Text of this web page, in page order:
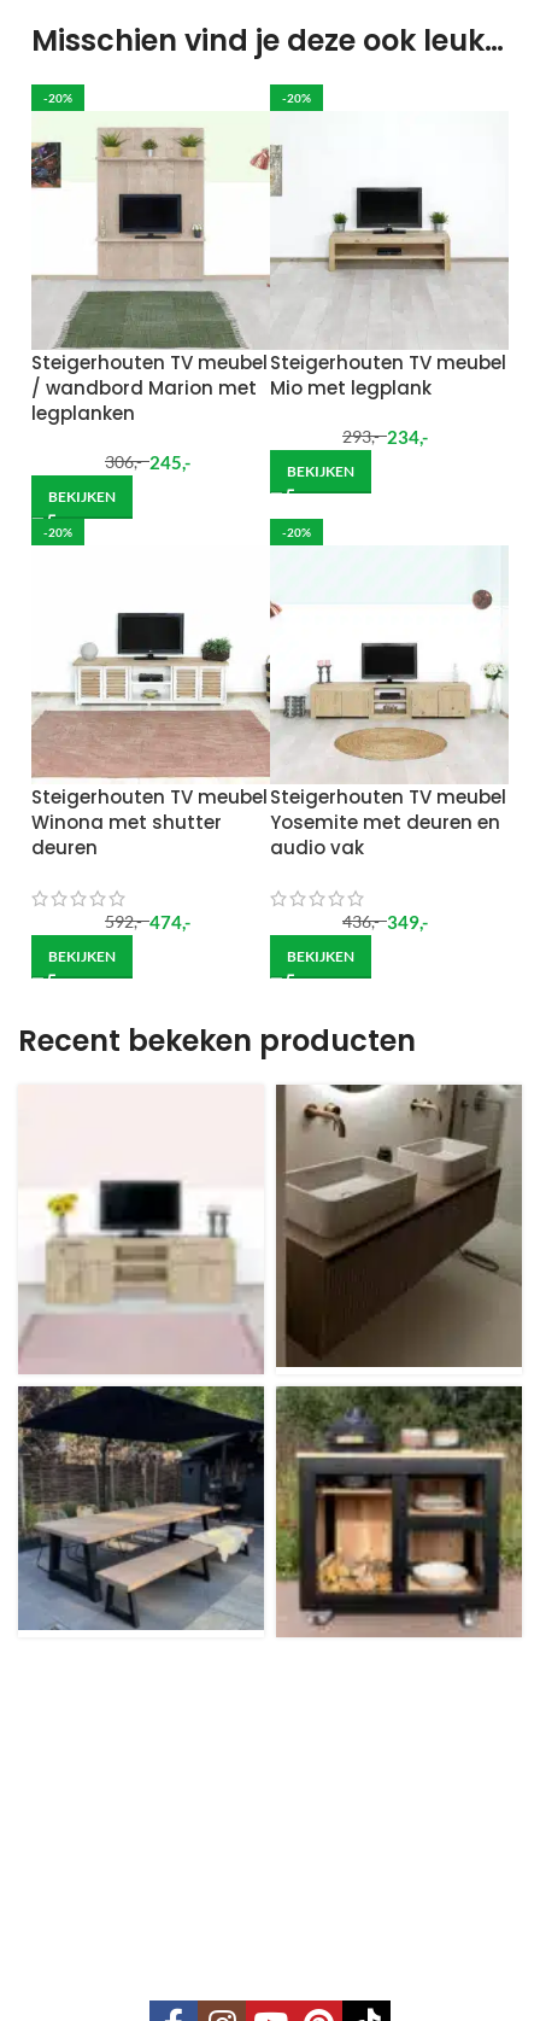
Misschien vind je deze ook leuk…
-20%
Steigerhouten TV meubel
/ wandbord Marion met
legplanken
306,- 245,-
BEKIJKEN
-20%
Steigerhouten TV meubel
Mio met legplank
293,- 234,-
BEKIJKEN
-20%
Steigerhouten TV meubel
Winona met shutter
deuren
592,- 474,-
BEKIJKEN
-20%
Steigerhouten TV meubel
Yosemite met deuren en
audio vak
436,- 349,-
BEKIJKEN
Recent bekeken producten